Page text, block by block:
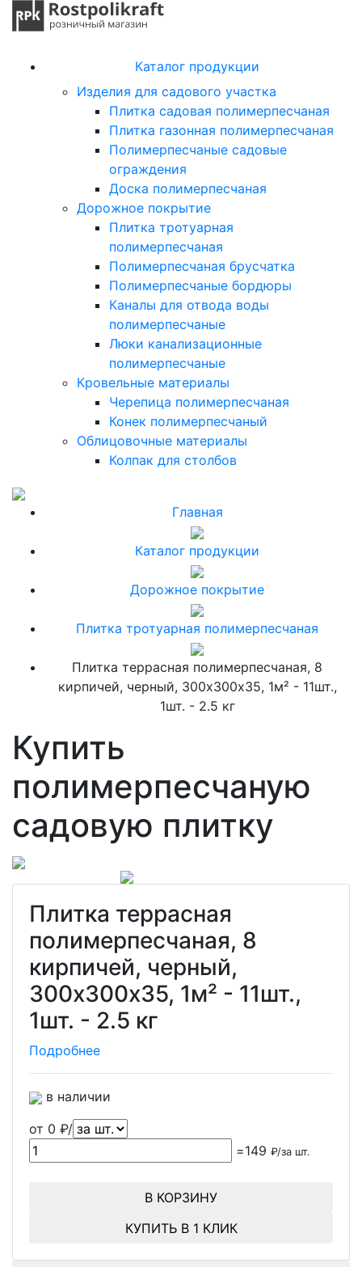
Каталог продукции
Изделия для садового участка
Плитка садовая полимерпесчаная
Плитка газонная полимерпесчаная
Полимерпесчаные садовые
ограждения
Доска полимерпесчаная
Дорожное покрытие
Плитка тротуарная
полимерпесчаная
Полимерпесчаная брусчатка
Полимерпесчаные бордюры
Каналы для отвода воды
полимерпесчаные
Люки канализационные
полимерпесчаные
Кровельные материалы
Черепица полимерпесчаная
Конек полимерпесчаный
Облицовочные материалы
Колпак для столбов
Главная
Каталог продукции
Дорожное покрытие
Плитка тротуарная полимерпесчаная
Плитка террасная полимерпесчаная, 8
кирпичей, черный, 300х300х35, 1м² - 11шт.,
1шт. - 2.5 кг
Купить
полимерпесчаную
садовую плитку
Плитка террасная
полимерпесчаная, 8
кирпичей, черный,
300х300х35, 1м² - 11шт.,
1шт. - 2.5 кг
Подробнее
в наличии
от 0 ₽/
=149 ₽/за шт.
В КОРЗИНУ
КУПИТЬ В 1 КЛИК